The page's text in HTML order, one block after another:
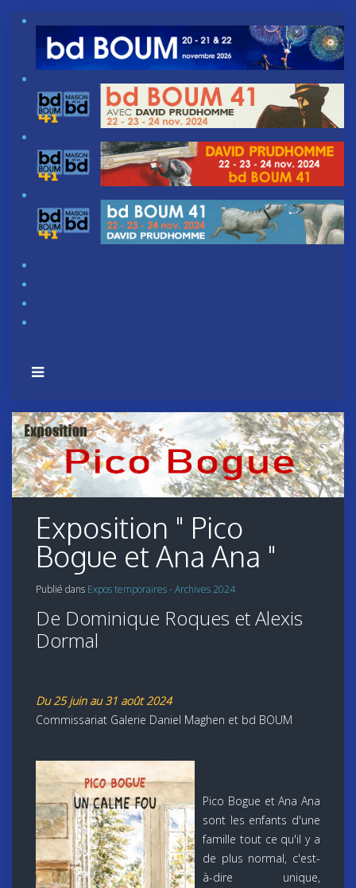
Exposition " Pico
Bogue et Ana Ana "
Publié dans Expos temporaires - Archives 2024
De Dominique Roques et Alexis
Dormal
Du 25 juin au 31 août 2024
Commissariat Galerie Daniel Maghen et bd BOUM
Pico Bogue et Ana Ana
sont les enfants d'une
famille tout ce qu'il y a
de plus normal, c'est-
à-dire unique,